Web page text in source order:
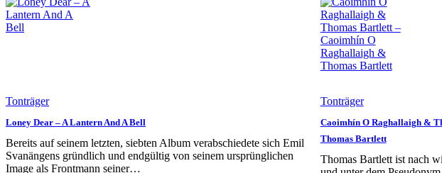
Tonträger
Loney Dear – A Lantern And A Bell
Bereits auf seinem letzten, siebten Album verabschiedete sich Emil
Svanängens gründlich und endgültig von seinem ursprünglichen
Image als Frontmann seiner…
Tonträger
Caoimhín O Raghallaigh &
Thomas Bartlett
Thomas Bartlett ist nach